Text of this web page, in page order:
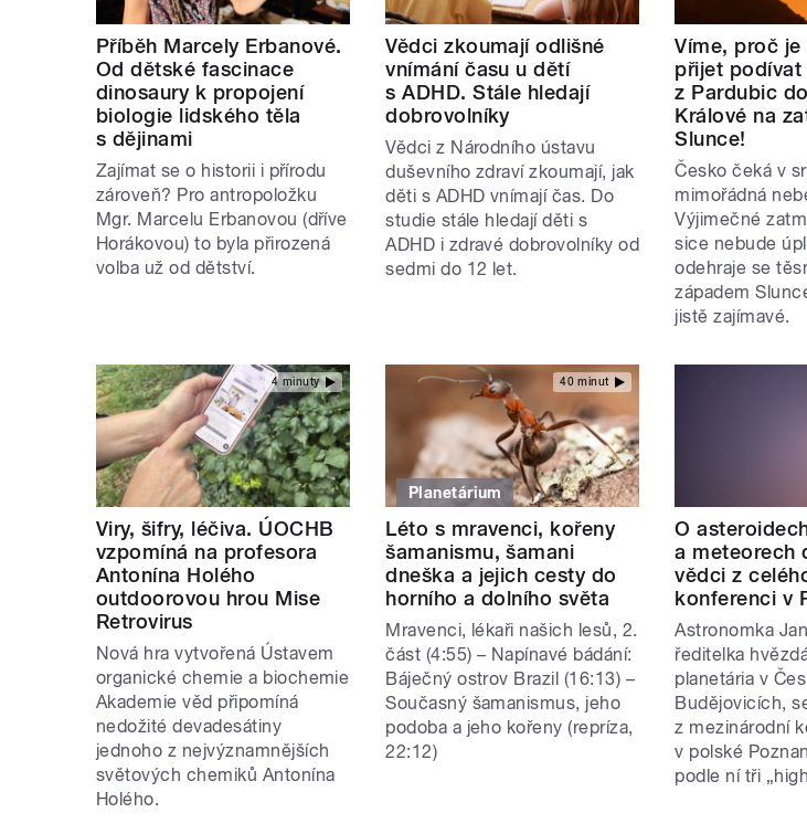
Příběh Marcely Erbanové.
Od dětské fascinace
dinosaury k propojení
biologie lidského těla
s dějinami
Zajímat se o historii i přírodu
zároveň? Pro antropoložku
Mgr. Marcelu Erbanovou (dříve
Horákovou) to byla přirozená
volba už od dětství.
Vědci zkoumají odlišné
vnímání času u dětí
s ADHD. Stále hledají
dobrovolníky
Vědci z Národního ústavu
duševního zdraví zkoumají, jak
děti s ADHD vnímají čas. Do
studie stále hledají děti s
ADHD i zdravé dobrovolníky od
sedmi do 12 let.
Víme, proč je
přijet podívat
z Pardubic
Králové na
Slunce!
Česko čeká v
mimořádná
Výjimečné
sice nebude
odehraje se
západem
jistě zajímavé.
4 minuty
Viry, šifry, léčiva. ÚOCHB
vzpomíná na profesora
Antonína Holého
outdoorovou hrou Mise
Retrovirus
Nová hra vytvořená Ústavem
organické chemie a biochemie
Akademie věd připomíná
nedožité devadesátiny
jednoho z nejvýznamnějších
světových chemiků Antonína
Holého.
40 minut
Planetárium
Léto s mravenci, kořeny
šamanismu, šamani
dneška a jejich cesty do
horního a dolního světa
Mravenci, lékaři našich lesů, 2.
část (4:55) – Napínavé bádání:
Báječný ostrov Brazil (16:13) –
Současný šamanismus, jeho
podoba a jeho kořeny (repríza,
22:12)
O
a meteorech
vědci z
konferenci v
Astronomka
ředitelka
planetária v
Budějovicích,
z mezinárodní
v polské
podle ní tři